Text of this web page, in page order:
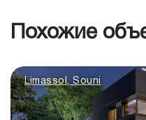
Похожие
Limassol, Souni